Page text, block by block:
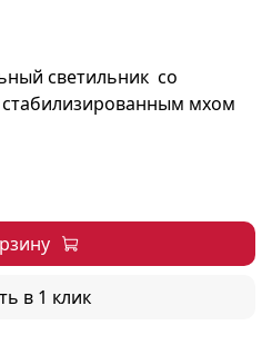
светильник со
мхом
в 1 клик